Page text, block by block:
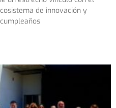
de innovación y